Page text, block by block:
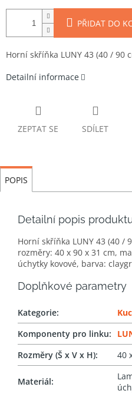
PŘIDAT DO
Horní skříňka LUNY 43 (40 / 90
Detailní informace
ZEPTAT SE SDÍLET
POPIS
Detailní popis
Horní skříňka LUNY 43 (40 /
rozměry: 40 x 90 x 31 cm,
úchytky kovové, barva:
Doplňkové parametry
Kategorie:
Komponenty pro linku:
Rozměry (Š x V x H): 40
Materiál: